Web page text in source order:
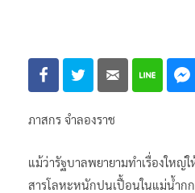
ภาสกร จำลองราช
แม้ว่ารัฐบาลพยายามทำเรื่องใหญ่
สารโลหะหนักปนเปื้อนในแม่น้ำก